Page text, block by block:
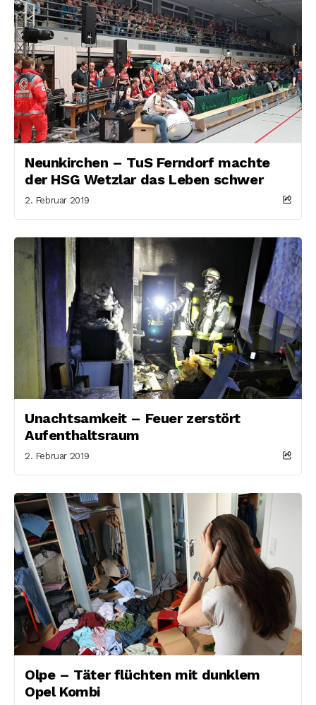
Neunkirchen – TuS Ferndorf machte
der HSG Wetzlar das Leben schwer
2. Februar 2019
Unachtsamkeit – Feuer zerstört
Aufenthaltsraum
2. Februar 2019
Olpe – Täter flüchten mit dunklem
Opel Kombi